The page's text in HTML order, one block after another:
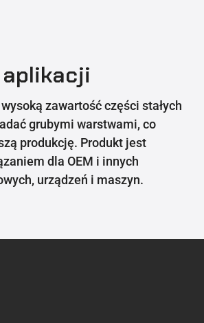
zawartość części stałych
grubymi warstwami, co
produkcję. Produkt jest
dla OEM i innych
urządzeń i maszyn.